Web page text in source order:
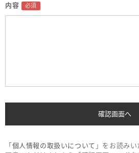
内容
「 個人情報の取扱いについて 」をお読みい